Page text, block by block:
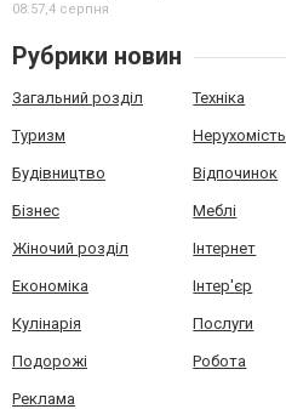
08:57,4 серпня
Рубрики новин
Загальний розділ Техніка
Туризм Нерухомість
Будівництво Відпочинок
Бізнес Меблі
Жіночий розділ Інтернет
Економіка Інтер'єр
Кулінарія Послуги
Подорожі Робота
Реклама